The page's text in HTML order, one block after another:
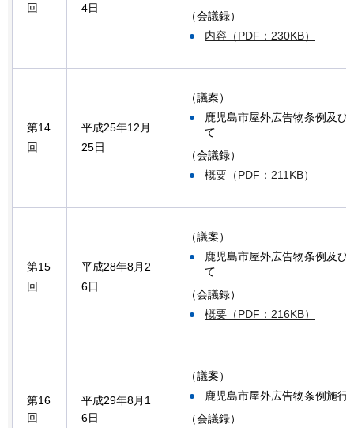
回 4日
（会議録）
内容（PDF：230KB）
第14
回
平成25年12月
25日
（議案）
鹿児島市屋外広告物条例及
て
（会議録）
概要（PDF：211KB）
第15
回
平成28年8月2
6日
（議案）
鹿児島市屋外広告物条例及
て
（会議録）
概要（PDF：216KB）
第16
回
平成29年8月1
6日
（議案）
鹿児島市屋外広告物条例施行
（会議録）